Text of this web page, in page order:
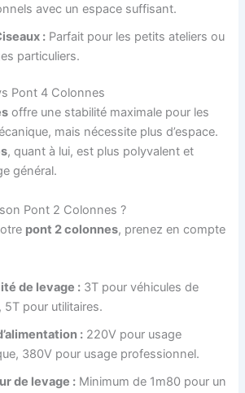
avec un espace suffisant.
: Parfait pour les petits ateliers ou
particuliers.
Pont 4 Colonnes
offre une stabilité maximale pour les
mais nécessite plus d’espace.
, quant à lui, est plus polyvalent et
général.
Pont 2 Colonnes ?
pont 2 colonnes, prenez en compte
de levage : 3T pour véhicules de
5T pour utilitaires.
: 220V pour usage
380V pour usage professionnel.
de levage : Minimum de 1m80 pour un